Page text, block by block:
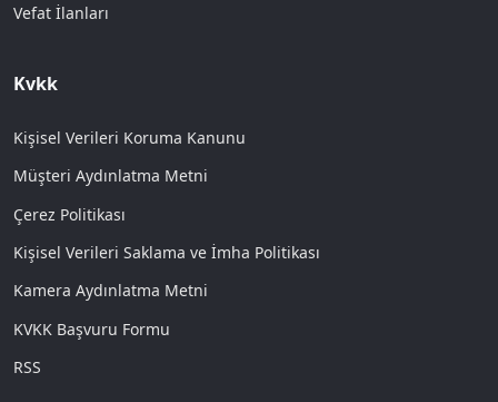
Vefat İlanları
Kvkk
Kişisel Verileri Koruma Kanunu
Müşteri Aydınlatma Metni
Çerez Politikası
Kişisel Verileri Saklama ve İmha Politikası
Kamera Aydınlatma Metni
KVKK Başvuru Formu
RSS